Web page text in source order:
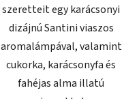
szeretteit egy karácsonyi
dizájnú Santini viaszos
aromalámpával, valamint
cukorka, karácsonyfa és
fahéjas alma illatú